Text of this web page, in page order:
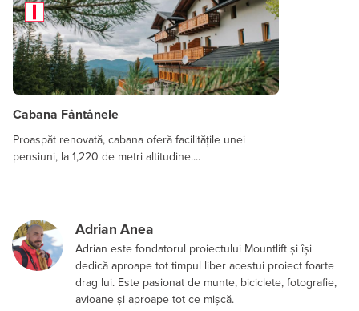
Cabana Fântânele
Proaspăt renovată, cabana oferă facilitățile unei
pensiuni, la 1,220 de metri altitudine....
Adrian Anea
Adrian este fondatorul proiectului Mountlift și își
dedică aproape tot timpul liber acestui proiect foarte
drag lui. Este pasionat de munte, biciclete, fotografie,
avioane și aproape tot ce mișcă.